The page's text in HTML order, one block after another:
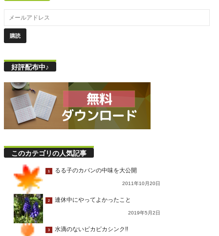
好評配布中♪
このカテゴリの人気記事
1 るる子のカバンの中味を大公開
2011年10月20日
2 連休中にやってよかったこと
2019年5月2日
3 水滴のないピカピカシンク!!